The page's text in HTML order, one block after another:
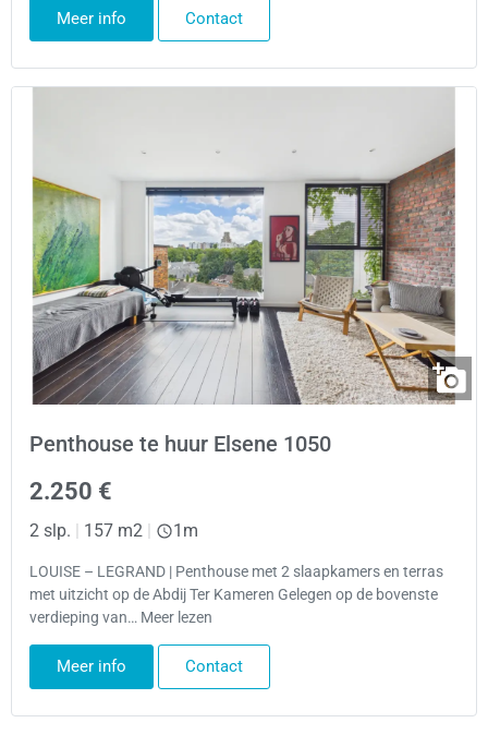
Meer info Contact
Penthouse te huur Elsene 1050
2.250 €
2 slp. 157 m2 1m
LOUISE – LEGRAND | Penthouse met 2 slaapkamers en terras
met uitzicht op de Abdij Ter Kameren Gelegen op de bovenste
verdieping van… Meer lezen
Meer info Contact